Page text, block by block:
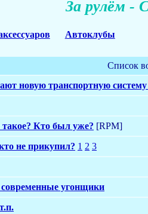
За рулём -
Автоклубы
Список
новую транспортную
Кто был уже? [RPM]
не прикупил? 1 2 3
угонщики